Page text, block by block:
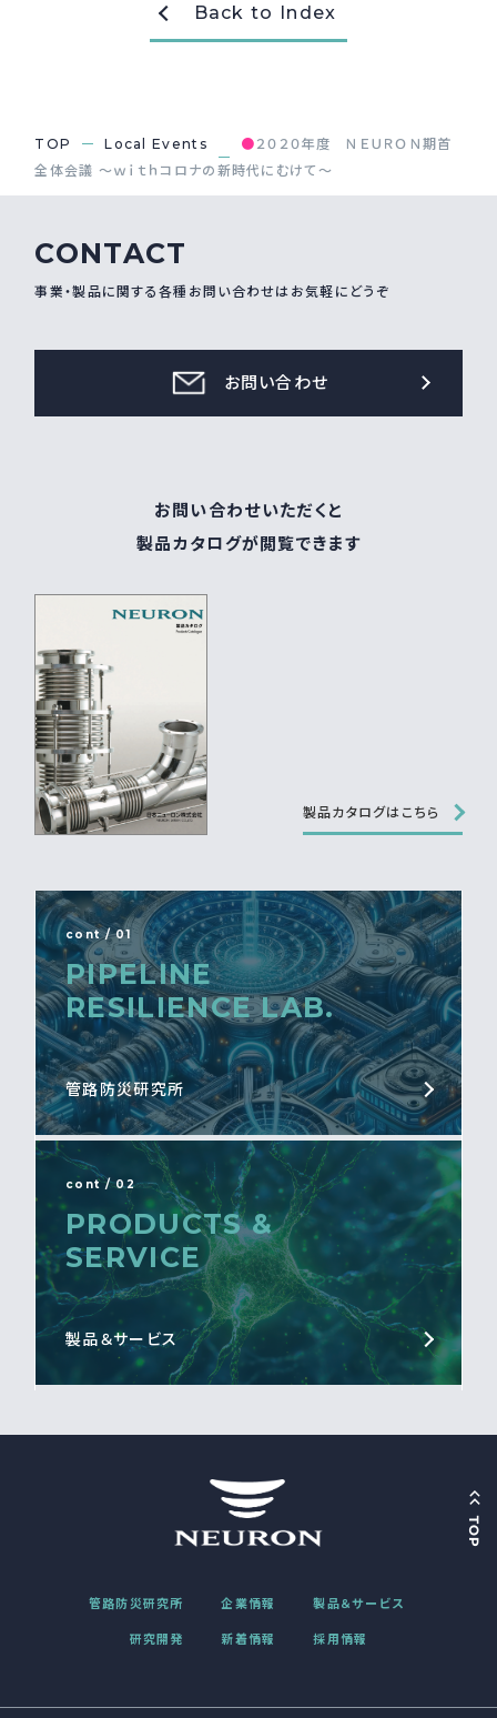
Back to Index
TOP Local Events ● ２０２０年度 ＮＥＵＲＯＮ期首
全体会議 ～ｗｉｔｈコロナの新時代にむけて～
CONTACT
事業・製品に関する各種お問い合わせはお気軽にどうぞ
お問い合わせ
お問い合わせいただくと
製品カタログが閲覧できます
製品カタログはこちら
cont / 01
PIPELINE
RESILIENCE LAB.
管路防災研究所
cont / 02
PRODUCTS &
SERVICE
製品＆サービス
管路防災研究所 企業情報 製品＆サービス
研究開発 新着情報 採用情報